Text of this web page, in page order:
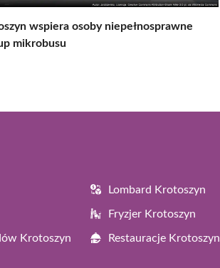
wspiera osoby niepełnosprawne
mikrobusu
Lombard Krotoszyn
Fryzjer Krotoszyn
Krotoszyn Restauracje Krotoszyn